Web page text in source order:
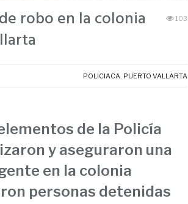
robo en la colonia
103
POLICIACA, PUERTO VALLARTA
de la Policía
y aseguraron una
en la colonia
personas detenidas